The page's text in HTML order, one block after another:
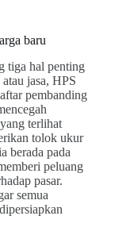
baru
tiga hal penting
jasa, HPS
pembanding
terlihat
tolok ukur
berada pada
peluang
pasar.
semua